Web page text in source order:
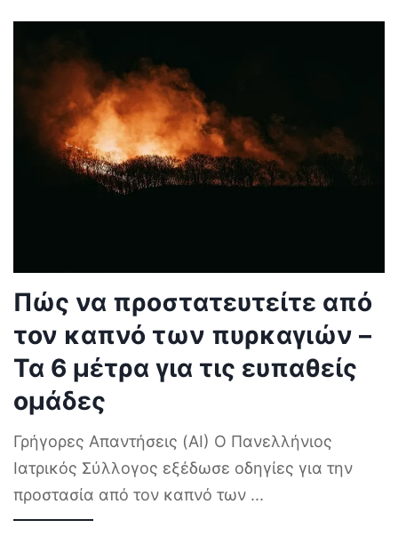
Πώς να προστατευτείτε από
τον καπνό των πυρκαγιών –
Τα 6 μέτρα για τις ευπαθείς
ομάδες
Γρήγορες Απαντήσεις (AI) Ο Πανελλήνιος
Ιατρικός Σύλλογος εξέδωσε οδηγίες για την
προστασία από τον καπνό των ...